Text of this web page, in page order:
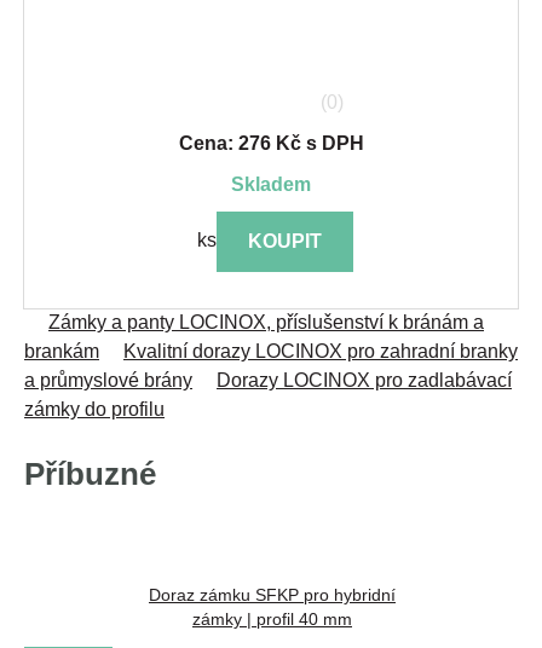
(0)
Cena: 276 Kč s DPH
skladem
ks KOUPIT
Zámky a panty LOCINOX, příslušenství k bránám a
brankám
Kvalitní dorazy LOCINOX pro zahradní branky
a průmyslové brány
Dorazy LOCINOX pro zadlabávací
zámky do profilu
Příbuzné
Doraz zámku SFKP pro hybridní
zámky | profil 40 mm